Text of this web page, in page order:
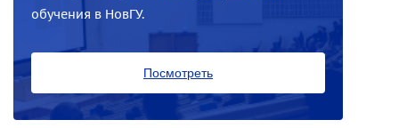
обучения в НовГУ.
Посмотреть